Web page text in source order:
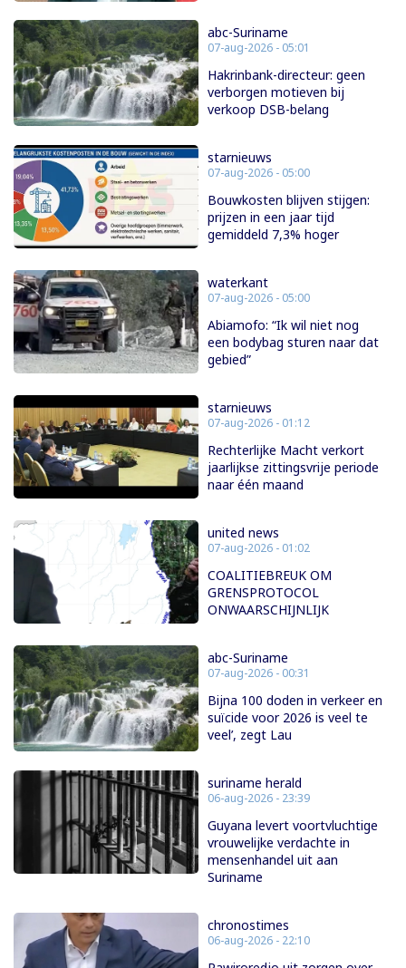
abc-Suriname
07-aug-2026 - 05:01
Hakrinbank-directeur: geen
verborgen motieven bij
verkoop DSB-belang
starnieuws
07-aug-2026 - 05:00
Bouwkosten blijven stijgen:
prijzen in een jaar tijd
gemiddeld 7,3% hoger
waterkant
07-aug-2026 - 05:00
Abiamofo: “Ik wil niet nog
een bodybag sturen naar dat
gebied”
starnieuws
07-aug-2026 - 01:12
Rechterlijke Macht verkort
jaarlijkse zittingsvrije periode
naar één maand
united news
07-aug-2026 - 01:02
COALITIEBREUK OM
GRENSPROTOCOL
ONWAARSCHIJNLIJK
abc-Suriname
07-aug-2026 - 00:31
Bijna 100 doden in verkeer en
suïcide voor 2026 is veel te
veel’, zegt Lau
suriname herald
06-aug-2026 - 23:39
Guyana levert voortvluchtige
vrouwelijke verdachte in
mensenhandel uit aan
Suriname
chronostimes
06-aug-2026 - 22:10